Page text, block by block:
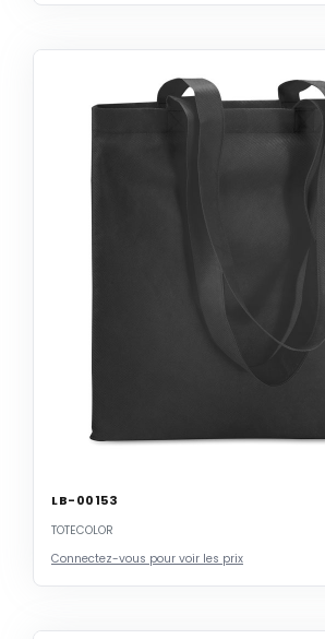
LB-00153
TOTECOLOR
Connectez-vous pour voir les prix